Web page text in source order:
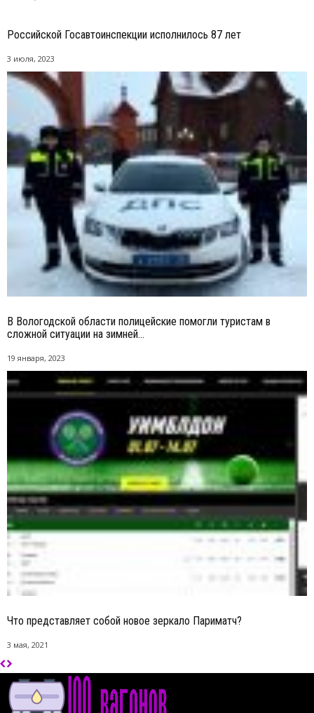
Российской Госавтоинспекции исполнилось 87 лет
3 июля, 2023
В Вологодской области полицейские помогли туристам в
сложной ситуации на зимней...
19 января, 2023
Что представляет собой новое зеркало Париматч?
3 мая, 2021